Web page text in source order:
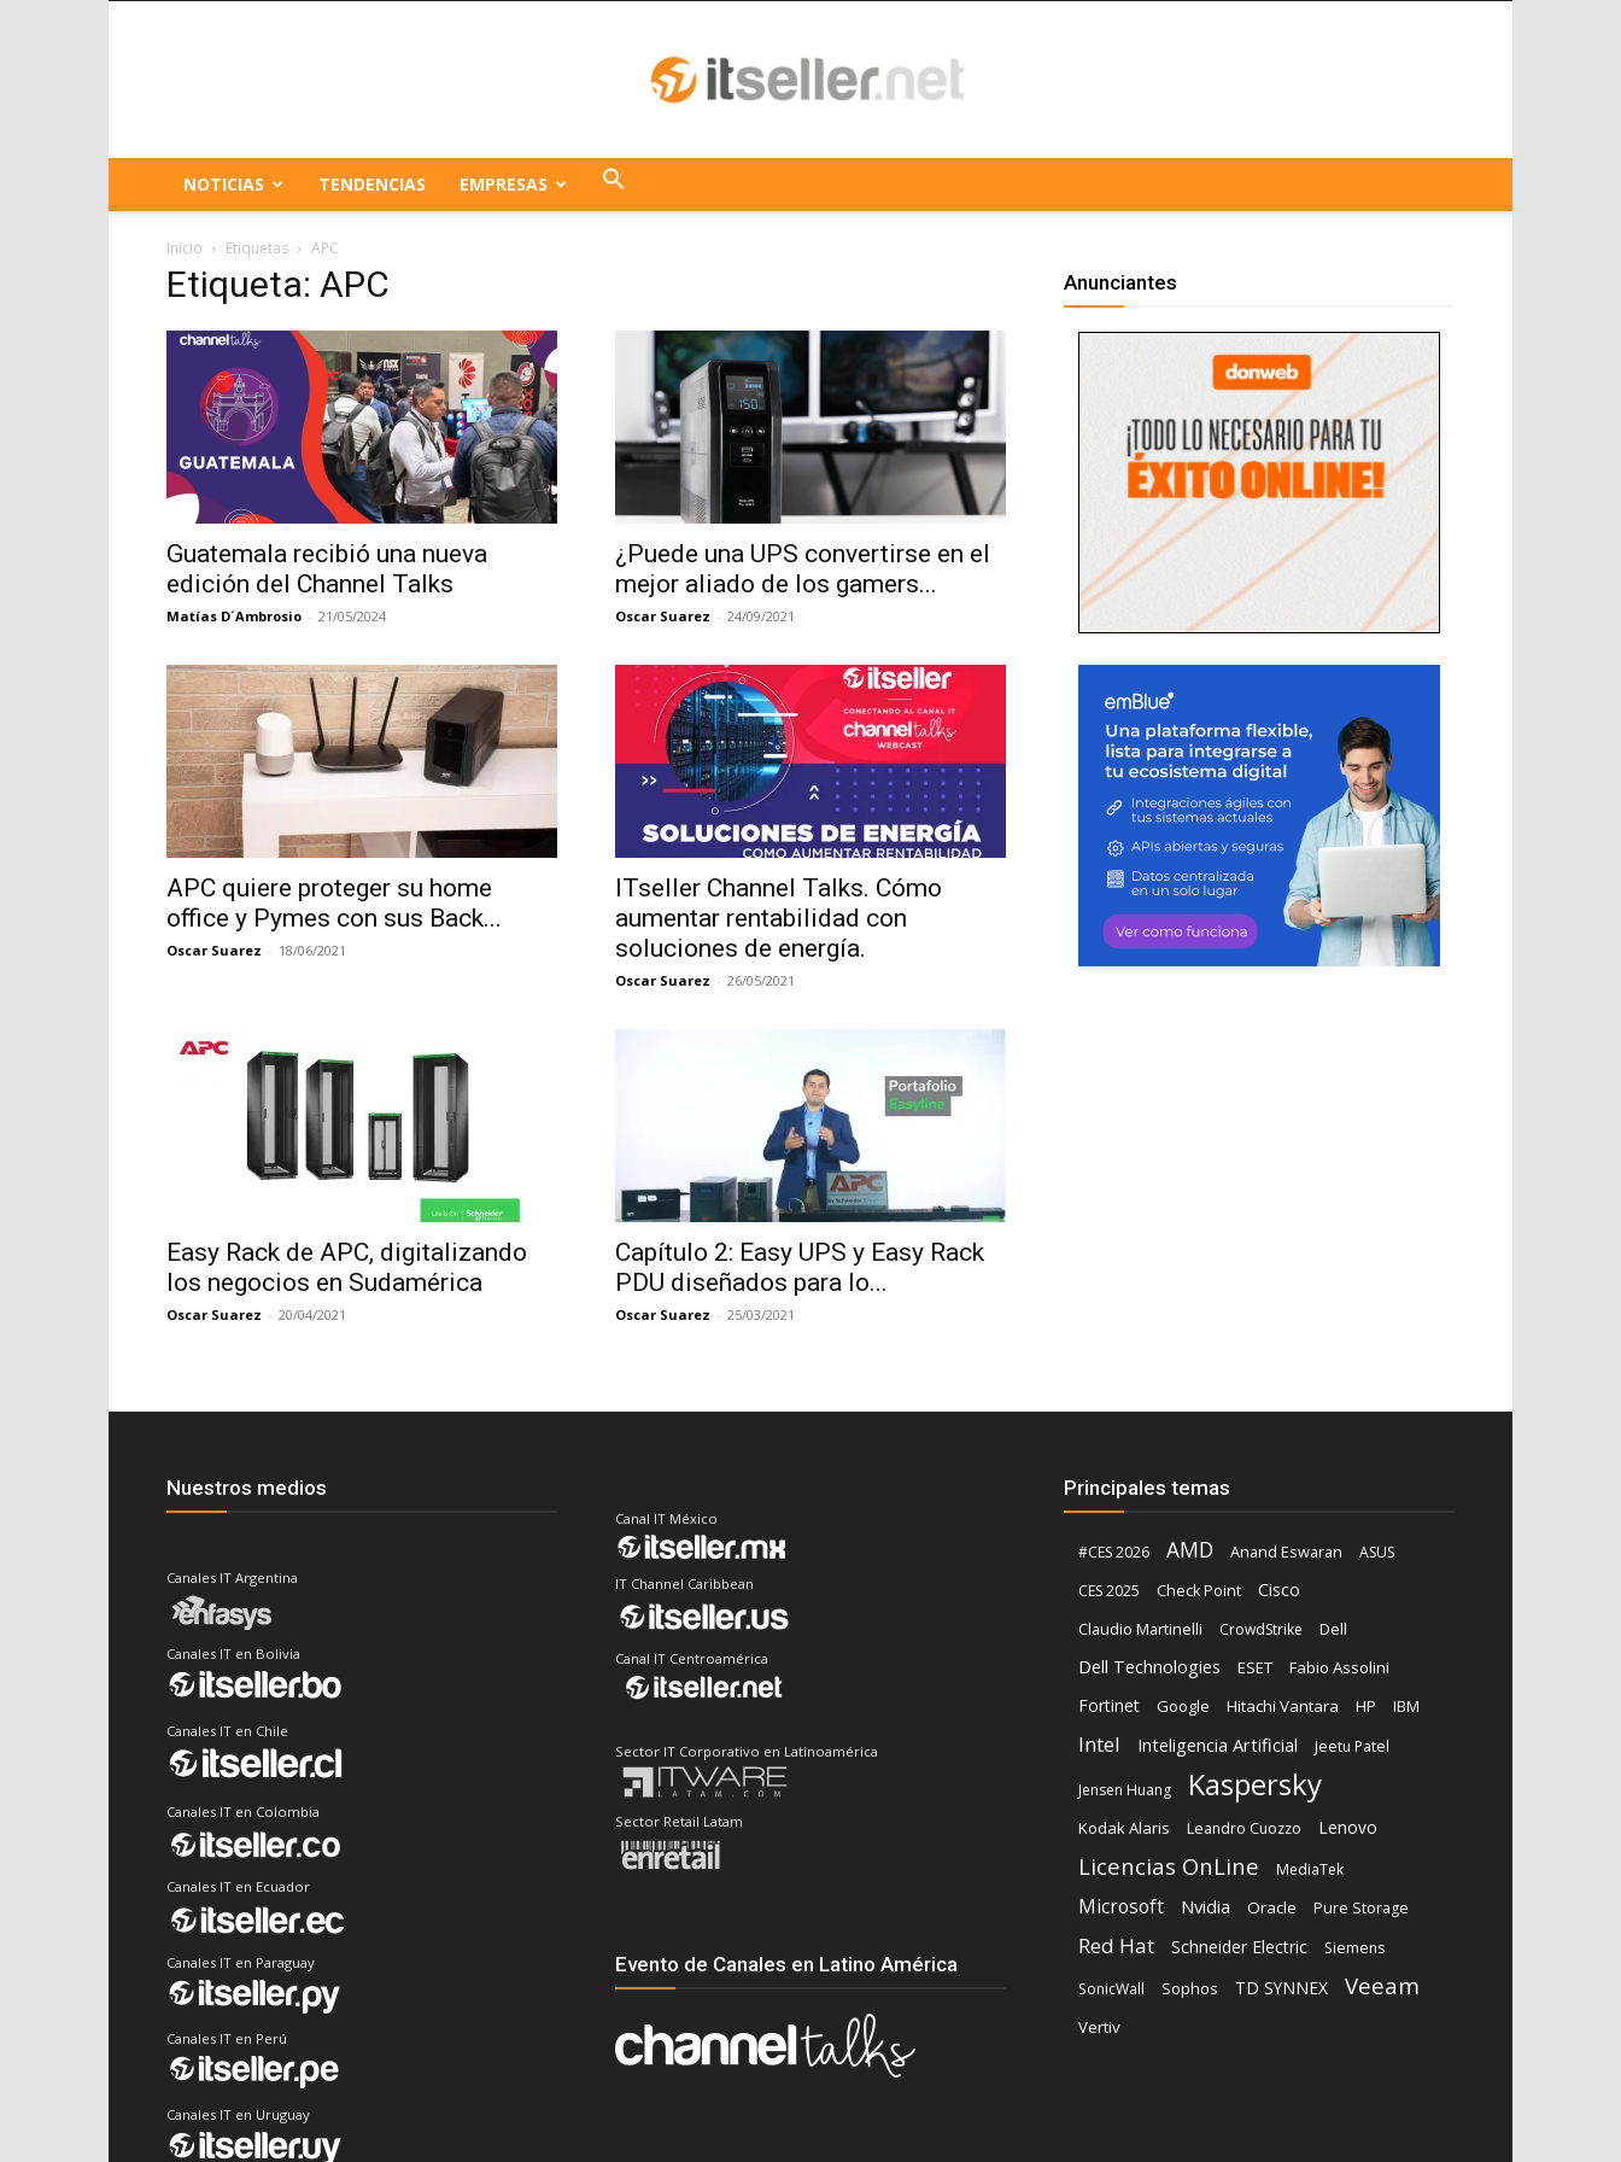
Centroamérica
NOTICIAS TENDENCIAS EMPRESAS
Inicio Etiquetas APC
Etiqueta: APC
Guatemala recibió una nueva
edición del Channel Talks
Matías D´Ambrosio - 21/05/2024
¿Puede una UPS convertirse en el
mejor aliado de los gamers...
Oscar Suarez - 24/09/2021
APC quiere proteger su home
office y Pymes con sus Back...
Oscar Suarez - 18/06/2021
ITseller Channel Talks. Cómo
aumentar rentabilidad con
soluciones de energía.
Oscar Suarez - 26/05/2021
Easy Rack de APC, digitalizando
los negocios en Sudamérica
Oscar Suarez - 20/04/2021
Capítulo 2: Easy UPS y Easy Rack
PDU diseñados para lo...
Oscar Suarez - 25/03/2021
Anunciantes
Nuestros medios
Canales IT Argentina
Canales IT en Bolivia
Canales IT en Chile
Canales IT en Colombia
Canales IT en Ecuador
Canales IT en Paraguay
Canales IT en Perú
Canales IT en Uruguay
Canal IT México
IT Channel Caribbean
Canal IT Centroamérica
Sector IT Corporativo en Latinoamérica
Sector Retail Latam
Evento de Canales en Latino América
Principales temas
#CES 2026 AMD Anand Eswaran
ASUS
CES 2025
Check Point Cisco
Claudio Martinelli CrowdStrike Dell
Dell Technologies ESET Fabio Assolini
Fortinet Google Hitachi Vantara HP IBM
Intel Inteligencia Artificial Jeetu Patel
Jensen Huang Kaspersky
Kodak Alaris Leandro Cuozzo Lenovo
Licencias OnLine MediaTek
Microsoft Nvidia Oracle Pure Storage
Red Hat Schneider Electric
Siemens
SonicWall
Sophos TD SYNNEX Veeam
Vertiv